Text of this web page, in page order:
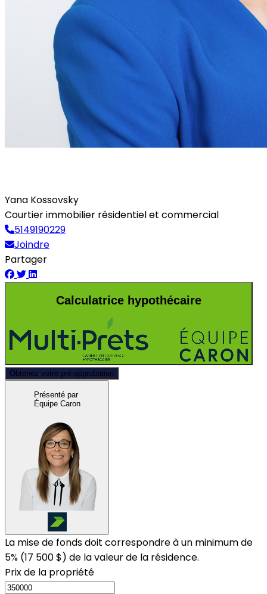
Yana Kossovsky
Courtier immobilier résidentiel et commercial
5149190229
Joindre
Partager
Calculatrice hypothécaire
Obtenez votre pré-approbation
Présenté par
Équipe Caron
La mise de fonds doit correspondre à un minimum de
5% (17 500 $) de la valeur de la résidence.
Prix de la propriété